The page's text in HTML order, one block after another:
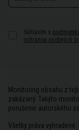
Súhlasím s
ochranou osobných
Monitoring obsahu z
zakázaný. Takýto
porušenie autorského
Všetky práva